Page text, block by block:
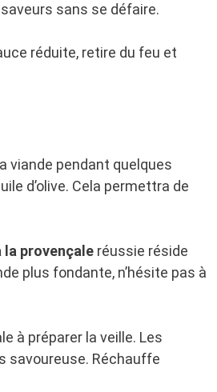
sans se défaire.
réduite, retire du feu et
viande pendant quelques
d’olive. Cela permettra de
la provençale réussie réside
plus fondante, n’hésite pas à
à préparer la veille. Les
savoureuse. Réchauffe